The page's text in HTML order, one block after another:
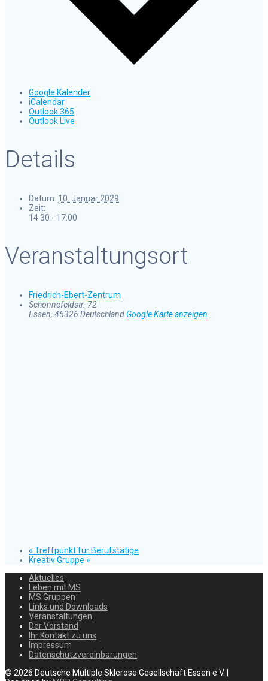
Google Kalender
iCalendar
Outlook 365
Outlook Live
Details
Datum: 10. Januar 2029
Zeit:
14:30 - 17:00
Veranstaltungsort
Friedrich-Ebert-Zentrum
Schonnefeldstr. 72
Essen, 45326 Deutschland Google Karte anzeigen
« Treffpunkt für Berufstätige
Kreativ Gruppe »
Aktuelles
Leben mit MS
MS Gruppen
Links und Downloads
Veranstaltungen
Der Vorstand
Ihr Kontakt zu uns
Impressum
Datenschutzvereinbarungen
© 2026 Deutsche Multiple Sklerose Gesellschaft Essen e.V. |